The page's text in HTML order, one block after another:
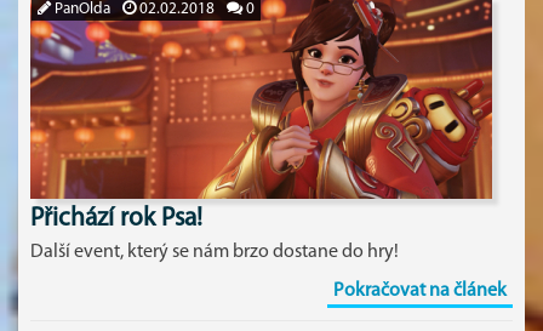
PanOlda 02.02.2018 0
Přichází rok Psa!
Další event, který se nám brzo dostane do hry!
Pokračovat na článek